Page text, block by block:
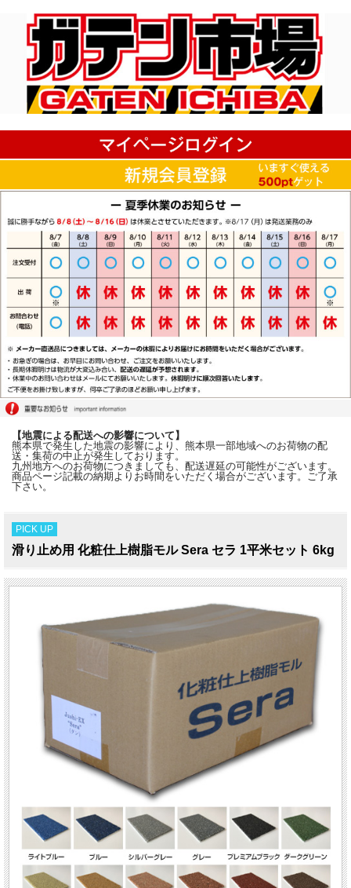
【地震による配送への影響について】
熊本県で発生した地震の影響により、熊本県一部地域へのお荷物の配
送・集荷の中止が発生しております。
九州地方へのお荷物につきましても、配送遅延の可能性がございます。
商品ページ記載の納期よりお時間をいただく場合がございます。ご了承
下さい。
PICK UP
滑り止め用 化粧仕上樹脂モル Sera セラ 1平米セット 6kg